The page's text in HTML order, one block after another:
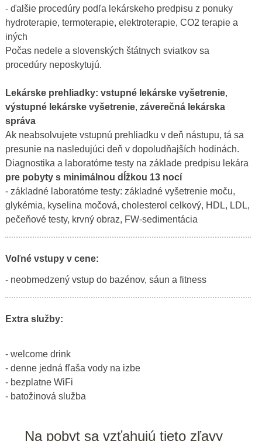
- ďalšie procedúry podľa lekárskeho predpisu z ponuky
hydroterapie, termoterapie, elektroterapie, CO2 terapie a
iných
Počas nedele a slovenských štátnych sviatkov sa
procedúry neposkytujú.
Lekárske prehliadky: vstupné lekárske vyšetrenie,
výstupné lekárske vyšetrenie, záverečná lekárska
správa
Ak neabsolvujete vstupnú prehliadku v deň nástupu, tá sa
presunie na nasledujúci deň v dopoludňajších hodinách.
Diagnostika a laboratórne testy na základe predpisu lekára
pre pobyty s minimálnou dĺžkou 13 nocí
- základné laboratórne testy: základné vyšetrenie moču,
glykémia, kyselina močová, cholesterol celkový, HDL, LDL,
pečeňové testy, krvný obraz, FW-sedimentácia
Voľné vstupy v cene:
- neobmedzený vstup do bazénov, sáun a fitness
Extra služby:
- welcome drink
- denne jedná fľaša vody na izbe
- bezplatne WiFi
- batožinová služba
Na pobyt sa vzťahujú tieto zľavy